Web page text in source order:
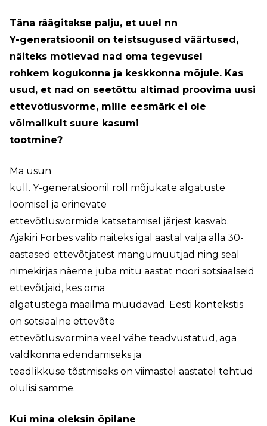
Täna räägitakse palju, et uuel nn
Y-generatsioonil on teistsugused väärtused,
näiteks mõtlevad nad oma tegevusel
rohkem kogukonna ja keskkonna mõjule. Kas
usud, et nad on seetõttu altimad proovima uusi
ettevõtlusvorme, mille eesmärk ei ole
võimalikult suure kasumi
tootmine?
Ma usun
küll. Y-generatsioonil roll mõjukate algatuste
loomisel ja erinevate
ettevõtlusvormide katsetamisel järjest kasvab.
Ajakiri Forbes valib näiteks igal aastal välja alla 30-
aastased ettevõtjatest mängumuutjad ning seal
nimekirjas näeme juba mitu aastat noori sotsiaalseid
ettevõtjaid, kes oma
algatustega maailma muudavad. Eesti kontekstis
on sotsiaalne ettevõte
ettevõtlusvormina veel vähe teadvustatud, aga
valdkonna edendamiseks ja
teadlikkuse tõstmiseks on viimastel aastatel tehtud
olulisi samme.
Kui mina oleksin õpilane